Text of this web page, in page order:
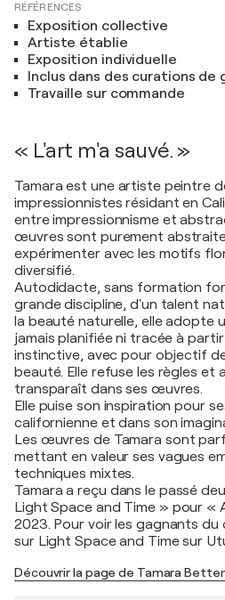
RÉFÉRENCES
Exposition collective
Artiste établie
Exposition individuelle
Inclus dans des curations de
Travaille sur commande
« L'art m'a sauvé. »
Tamara est une artiste peintre
impressionnistes résidant en
entre impressionnisme et
œuvres sont purement
expérimenter avec les motifs
diversifié.
Autodidacte, sans formation
grande discipline, d'un talent
la beauté naturelle, elle adopte
jamais planifiée ni tracée à
instinctive, avec pour objectif
beauté. Elle refuse les règles et
transparaît dans ses œuvres.
Elle puise son inspiration pour
californienne et dans son
Les œuvres de Tamara sont
mettant en valeur ses vagues
techniques mixtes.
Tamara a reçu dans le passé
Light Space and Time » pour «
2023. Pour voir les gagnants
sur Light Space and Time sur
Découvrir la page de Tamara